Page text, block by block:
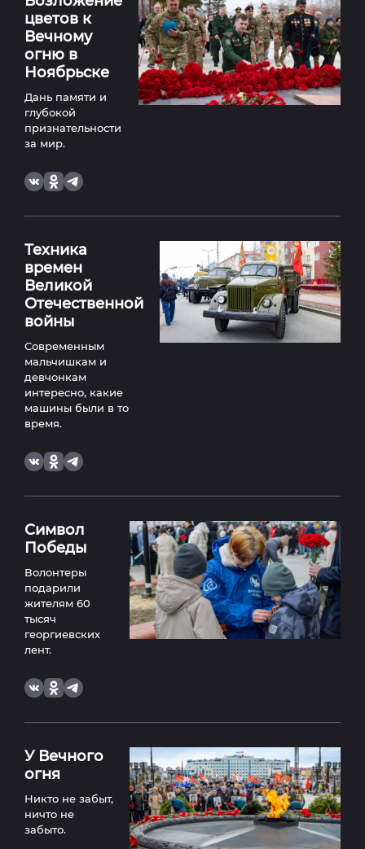
цветов к
Вечному
огню в
Ноябрьске
Дань памяти и
глубокой
признательности
за мир.
Техника
времен
Великой
Отечественной
войны
Современным
мальчишкам и
девчонкам
интересно, какие
машины были в то
время.
Символ
Победы
Волонтеры
подарили
жителям 60
тысяч
георгиевских
лент.
У Вечного
огня
Никто не забыт,
ничто не
забыто.